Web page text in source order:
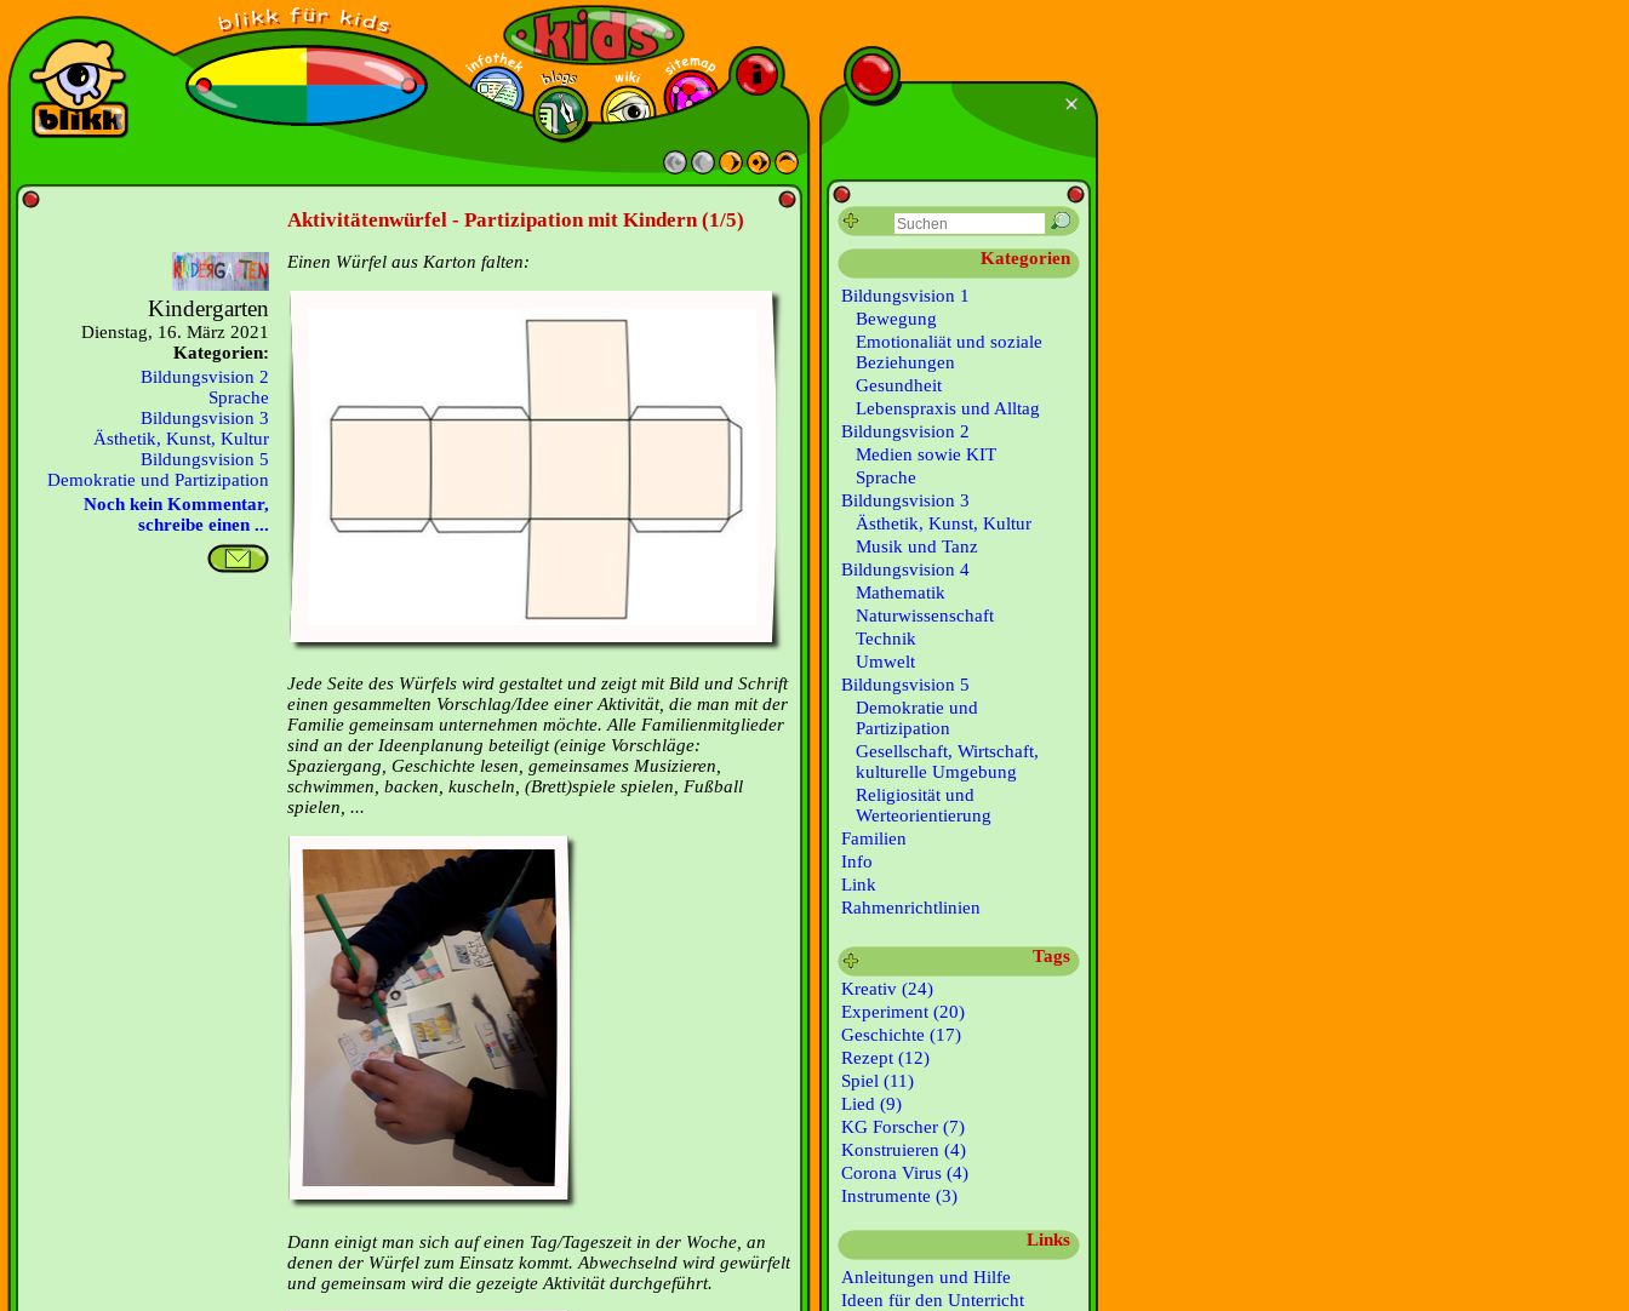
Aktivitätenwürfel - Partizipation mit Kindern (1/5)
Kindergarten
Dienstag, 16. März 2021
Kategorien:
Bildungsvision 2
Sprache
Bildungsvision 3
Ästhetik, Kunst, Kultur
Bildungsvision 5
Demokratie und Partizipation
Noch kein Kommentar,
schreibe einen ...
Einen Würfel aus Karton falten:
Jede Seite des Würfels wird gestaltet und zeigt mit Bild und Schrift
einen gesammelten Vorschlag/Idee einer Aktivität, die man mit der
Familie gemeinsam unternehmen möchte. Alle Familienmitglieder
sind an der Ideenplanung beteiligt (einige Vorschläge:
Spaziergang, Geschichte lesen, gemeinsames Musizieren,
schwimmen, backen, kuscheln, (Brett)spiele spielen, Fußball
spielen, ...
Dann einigt man sich auf einen Tag/Tageszeit in der Woche, an
denen der Würfel zum Einsatz kommt. Abwechselnd wird gewürfelt
und gemeinsam wird die gezeigte Aktivität durchgeführt.
Kategorien
Bildungsvision 1
Bewegung
Emotionaliät und soziale
Beziehungen
Gesundheit
Lebenspraxis und Alltag
Bildungsvision 2
Medien sowie KIT
Sprache
Bildungsvision 3
Ästhetik, Kunst, Kultur
Musik und Tanz
Bildungsvision 4
Mathematik
Naturwissenschaft
Technik
Umwelt
Bildungsvision 5
Demokratie und
Partizipation
Gesellschaft, Wirtschaft,
kulturelle Umgebung
Religiosität und
Werteorientierung
Familien
Info
Link
Rahmenrichtlinien
Tags
Kreativ (24)
Experiment (20)
Geschichte (17)
Rezept (12)
Spiel (11)
Lied (9)
KG Forscher (7)
Konstruieren (4)
Corona Virus (4)
Instrumente (3)
Links
Anleitungen und Hilfe
Ideen für den Unterricht